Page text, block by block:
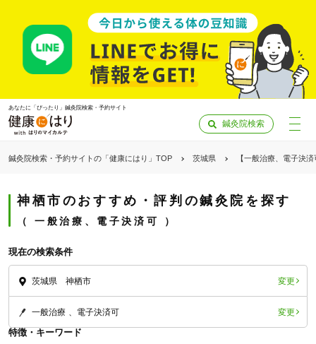
あなたに「ぴったり」鍼灸院検索・予約サイト
鍼灸院検索
鍼灸院検索・予約サイトの「健康にはり」TOP 茨城県 【一般治療、電子決
神栖市のおすすめ・評判の鍼灸院を探す
一般治療、電子決済可
現在の検索条件
茨城県 神栖市 変更
一般治療 電子決済可 変更
特徴・キーワード
「健康にはりを見た」